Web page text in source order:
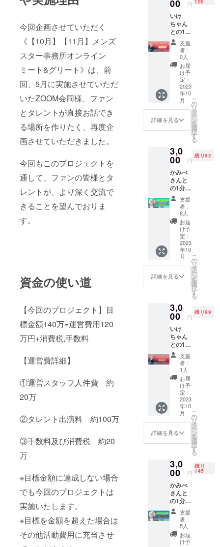
今回企画させていただく
《【10月】【11月】メンズ
スター事務所オンライン
ミート&グリート》は、前
回、5月に実施させていただ
いたZOOM会同様、ファン
とタレントが直接お話でき
る場所を作りたく、再度企
画させていただきました。
今回もこのプロジェクトを
通して、ファンの皆様とタ
レントが、より深く交流で
きることを望んでおりま
す。
資金の使い道
【今回のプロジェクト】目
標金額140万=運営費用120
万円+消費税,手数料
【運営費詳細】
①運営スタッフ人件費 約
20万
②タレント出演料 約100万
③手数料及び消費税 約20
万
※目標金額に達成しない場合
でも今回のプロジェクトは
実施いたします。
※目標を金額を超えた場合は
その他活動費用に充当させ
考欄に
ZOOM
のユー
ザー名
を記入
してく
ださ
い。
00 円
いけ
ちゃん
との1分
間の対
談【10
月午前
の部】
※重複し
て支援
が可能
となっ
ており
ます。
(例)
3000円
×10個支
分間対
談 ☆備
考欄に
ZOOM
のユー
ザー名
を記入
してく
ださ
い。
支援
者：
0人
お届
け予
定：
2023
年10
月
詳細を見る
こ
の
リ
タ
ー
ン
を
選
択
す
る
3,0
00 円
残り92
かみべ
さんと
の1分間
の対談
【10月
午後の
部ー1
部】 ※
重複し
て支援
が可能
となっ
ており
ます。
(例)
3000円
×10個支
援＝10
分間対
談 ☆備
考欄に
ZOOM
のユー
ザー名
を記入
してく
ださ
い。
支援
者：
8人
お届
け予
定：
2023
年10
月
詳細を見る
こ
の
リ
タ
ー
ン
を
選
択
す
る
3,0
00 円
残り99
いけ
ちゃん
との1分
間の対
談【10
月午後
の部ー1
部】 ※
重複し
て支援
が可能
となっ
ており
ます。
(例)
3000円
×10個支
援＝10
分間対
談 ☆備
考欄に
ZOOM
のユー
ザー名
を記入
してく
ださ
い。
支援
者：
1人
お届
け予
定：
2023
年10
月
詳細を見る
こ
の
リ
タ
ー
ン
を
選
択
す
る
3,0
00 円
残り
145
かみべ
さんと
の1分間
の対談
【10月
午後の
部ー2
部】 ※
支援
者：
5人
お届
け予